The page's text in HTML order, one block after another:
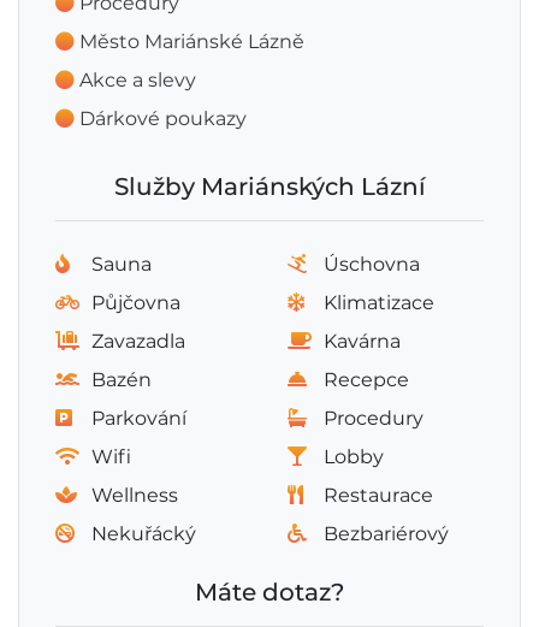
Město Mariánské Lázně
Akce a slevy
Dárkové poukazy
Služby Mariánských Lázní
Sauna
Úschovna
Půjčovna
Klimatizace
Zavazadla
Kavárna
Bazén
Recepce
Parkování
Procedury
Wifi
Lobby
Wellness
Restaurace
Nekuřácký
Bezbariérový
Máte dotaz?